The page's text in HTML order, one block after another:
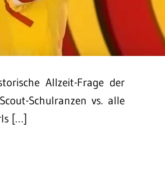
Allzeit-Frage der
Schulranzen vs. alle
[…]